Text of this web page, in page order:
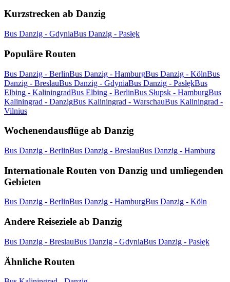
Kurzstrecken ab Danzig
Bus Danzig - GdyniaBus Danzig - Pasłęk
Populäre Routen
Bus Danzig - BerlinBus Danzig - HamburgBus Danzig - KölnBus
Danzig - BreslauBus Danzig - GdyniaBus Danzig - PasłękBus
Elbing - KaliningradBus Elbing - BerlinBus Słupsk - HamburgBus
Kaliningrad - DanzigBus Kaliningrad - WarschauBus Kaliningrad -
Vilnius
Wochenendausflüge ab Danzig
Bus Danzig - BerlinBus Danzig - BreslauBus Danzig - Hamburg
Internationale Routen von Danzig und umliegenden
Gebieten
Bus Danzig - BerlinBus Danzig - HamburgBus Danzig - Köln
Andere Reiseziele ab Danzig
Bus Danzig - BreslauBus Danzig - GdyniaBus Danzig - Pasłęk
Ähnliche Routen